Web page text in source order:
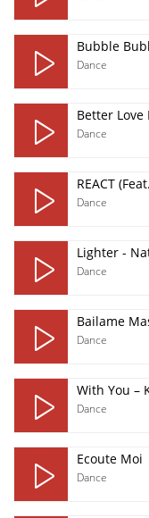
Bubble
Dance
Better Love
Dance
REACT
Dance
Lighter -
Dance
Bailame
Dance
With You –
Dance
Ecoute Moi
Dance